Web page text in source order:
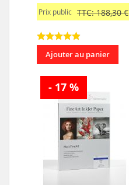
Prix public TTC: 188,30 €
Ajouter au panier
- 17 %